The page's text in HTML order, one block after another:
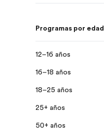
Programas por edad
12–16 años
16–18 años
18–25 años
25+ años
50+ años